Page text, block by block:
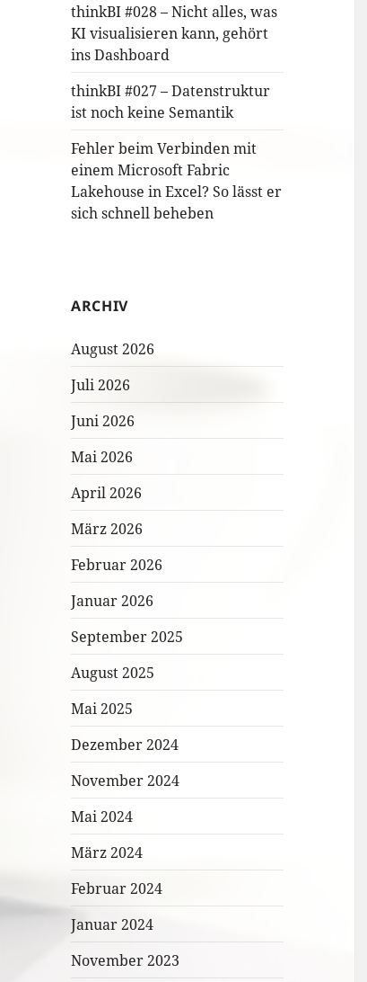
thinkBI #028 – Nicht alles, was
KI visualisieren kann, gehört
ins Dashboard
thinkBI #027 – Datenstruktur
ist noch keine Semantik
Fehler beim Verbinden mit
einem Microsoft Fabric
Lakehouse in Excel? So lässt er
sich schnell beheben
ARCHIV
August 2026
Juli 2026
Juni 2026
Mai 2026
April 2026
März 2026
Februar 2026
Januar 2026
September 2025
August 2025
Mai 2025
Dezember 2024
November 2024
Mai 2024
März 2024
Februar 2024
Januar 2024
November 2023